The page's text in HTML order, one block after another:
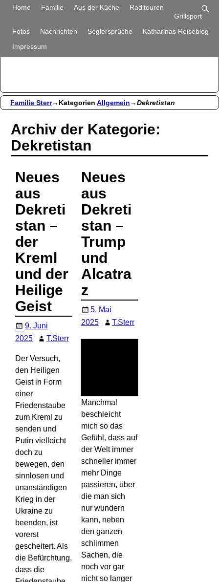
Home Familie Aus der Küche
Radltouren
Grillsport
Fotos
Nachrichten Seglersprüche
Katharinas Reiseblog
Impressum
Familie Sterr
Familie Sterr→Kategorien Allgemein→Dekretistan
Archiv der Kategorie:
Dekretistan
Neues
aus
Dekreti
stan –
der
Kreml
und der
Heilige
Geist
9. Juni
2025
T.Sterr
Der Versuch,
den Heiligen
Geist in Form
einer
Friedenstaube
zum Kreml zu
senden und
Putin vielleicht
doch zu
bewegen, den
sinnlosen und
unanständigen
Krieg in der
Ukraine zu
beenden, ist
vorerst
gescheitert. Als
die Befürchtung,
dass die
Neues
aus
Dekreti
stan –
Trump
und
Alcatra
z
5. Mai
2025
T.Sterr
Manchmal
beschleicht
mich so das
Gefühl, dass auf
der Welt immer
schneller immer
mehr Dinge
passieren, über
die man sich
nur wundern
kann, neben
den ganzen
schlimmen
Sachen, die
noch vor gar
nicht so langer